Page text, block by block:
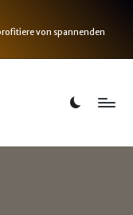
von spannenden